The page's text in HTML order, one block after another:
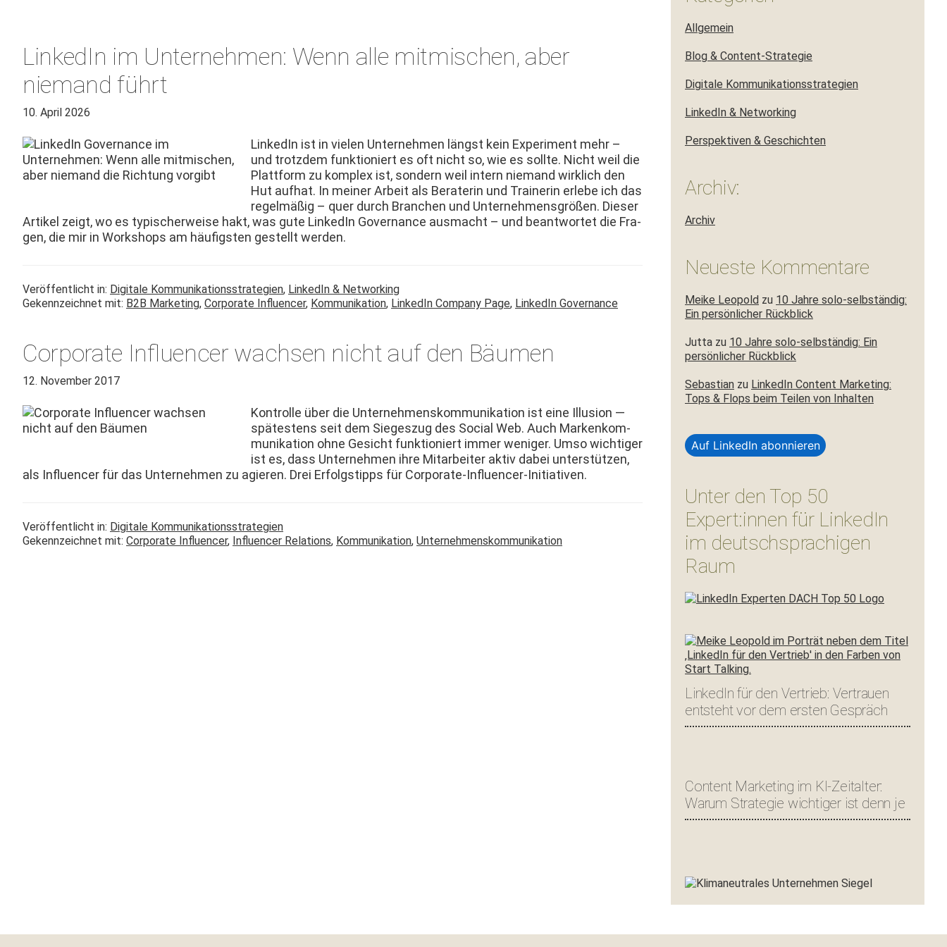
LinkedIn im Unternehmen: Wenn alle mitmischen, aber
niemand führt
10. April 2026
LinkedIn ist in vie­len Unternehmen längst kein Exper­i­ment mehr –
und trotz­dem funk­tion­iert es oft nicht so, wie es sollte. Nicht weil die
Plat­tform zu kom­plex ist, son­dern weil intern nie­mand wirk­lich den
Hut aufhat. In mein­er Arbeit als Bera­terin und Trainer­in erlebe ich das
regelmäßig – quer durch Branchen und Unternehmensgrößen. Dieser
Artikel zeigt, wo es typ­is­cher­weise hakt, was gute LinkedIn Gov­er­nance aus­macht – und beant­wortet die Fra­
gen, die mir in Work­shops am häu­fig­sten gestellt werden.
Veröffentlicht in: Digitale Kommunikationsstrategien, LinkedIn & Networking
Gekennzeichnet mit: B2B Marketing, Corporate Influencer, Kommunikation, LinkedIn Company Page, LinkedIn Governance
Corporate Influencer wachsen nicht auf den Bäumen
12. November 2017
Kon­trolle über die Unternehmen­skom­mu­nika­tion ist eine Illu­sion —
spätestens seit dem Siegeszug des Social Web. Auch Markenkom­
mu­nika­tion ohne Gesicht funk­tion­iert immer weniger. Umso wichtiger
ist es, dass Unternehmen ihre Mitar­beit­er aktiv dabei unter­stützen,
als Influ­encer für das Unternehmen zu agieren. Drei Erfol­gstipps für Corporate-Influencer-Initiativen.
Veröffentlicht in: Digitale Kommunikationsstrategien
Gekennzeichnet mit: Corporate Influencer, Influencer Relations, Kommunikation, Unternehmenskommunikation
Allgemein
Blog & Content-Strategie
Digitale Kommunikationsstrategien
LinkedIn & Networking
Perspektiven & Geschichten
Archiv:
Archiv
Neueste Kommentare
Meike Leopold zu 10 Jahre solo-selbständig:
Ein persönlicher Rückblick
Jutta zu 10 Jahre solo-selbständig: Ein
persönlicher Rückblick
Sebastian zu LinkedIn Content Marketing:
Tops & Flops beim Teilen von Inhalten
Auf LinkedIn abonnieren
Unter den Top 50
Expert:innen für LinkedIn
im deutschsprachigen
Raum
LinkedIn für den Vertrieb: Vertrauen
entsteht vor dem ersten Gespräch
Content Marketing im KI-Zeitalter:
Warum Strategie wichtiger ist denn je